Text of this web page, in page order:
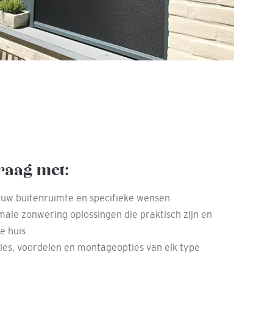
met:
buitenruimte en specifieke wensen
zonwering oplossingen die praktisch zijn en
huis
voordelen en montageopties van elk type